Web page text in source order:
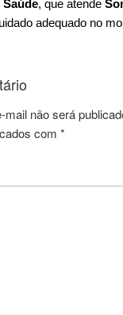
Saúde, que atende
adequado no
não será
com *